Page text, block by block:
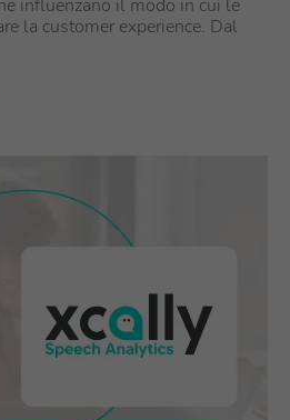
influenzano il modo in cui le
la customer experience. Dal